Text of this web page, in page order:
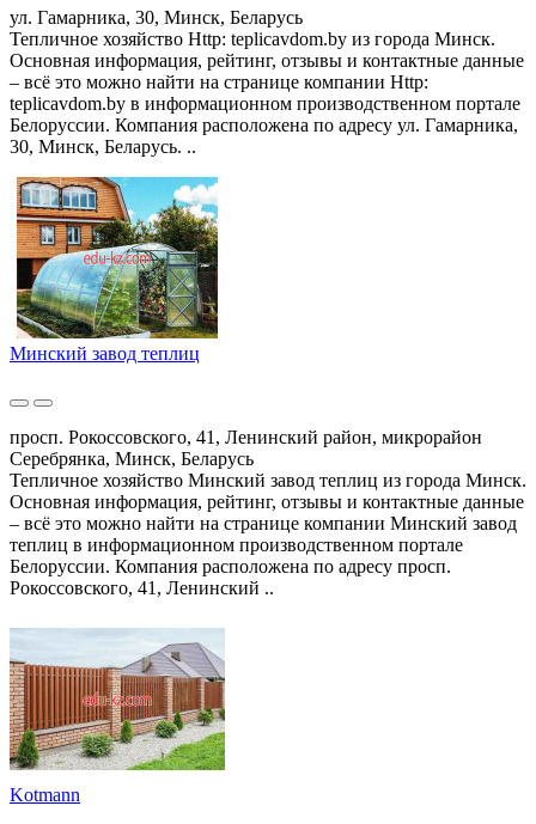
ул. Гамарника, 30, Минск, Беларусь
Тепличное хозяйство Http: teplicavdom.by из города Минск.
Основная информация, рейтинг, отзывы и контактные данные
– всё это можно найти на странице компании Http:
teplicavdom.by в информационном производственном портале
Белоруссии. Компания расположена по адресу ул. Гамарника,
30, Минск, Беларусь. ..
Минский завод теплиц
просп. Рокоссовского, 41, Ленинский район, микрорайон
Серебрянка, Минск, Беларусь
Тепличное хозяйство Минский завод теплиц из города Минск.
Основная информация, рейтинг, отзывы и контактные данные
– всё это можно найти на странице компании Минский завод
теплиц в информационном производственном портале
Белоруссии. Компания расположена по адресу просп.
Рокоссовского, 41, Ленинский ..
Kotmann